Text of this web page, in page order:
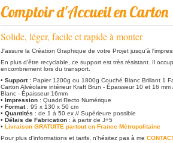
Comptoir d'Accueil en Carton
Solide, léger, facile et rapide à monter
J'assure la Création Graphique de votre Projet jusqu'à
En plus d'être recyclable, ce support est très résistant. Il
encombrement lors du transport.
• Support: Papier 1200g ou 1800g Couché Blanc Brillant 1
Carton Alvéolaire intérieur Kraft Brun - Épaisseur 10 et 16
Blanc - Épaisseur 16mm
• Impression : Quadri Recto Numérique
• Format: 95 x 130 x 50 cm
• Quantités : de 1 à 50 ex // Supérieure possible
• Délais de Fabrication : à partir de J+5
• Livraison GRATUITE partout en France Métropolitaine
Pour plus d'informations et tarifs, n'hésitez pas à me